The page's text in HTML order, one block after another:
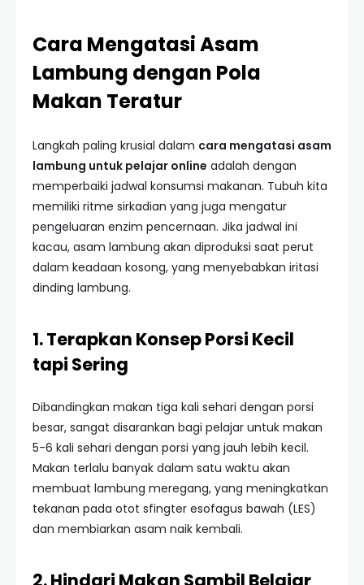
Cara Mengatasi Asam
Lambung dengan Pola
Makan Teratur
Langkah paling krusial dalam cara mengatasi asam
lambung untuk pelajar online adalah dengan
memperbaiki jadwal konsumsi makanan. Tubuh kita
memiliki ritme sirkadian yang juga mengatur
pengeluaran enzim pencernaan. Jika jadwal ini
kacau, asam lambung akan diproduksi saat perut
dalam keadaan kosong, yang menyebabkan iritasi
dinding lambung.
1. Terapkan Konsep Porsi Kecil
tapi Sering
Dibandingkan makan tiga kali sehari dengan porsi
besar, sangat disarankan bagi pelajar untuk makan
5-6 kali sehari dengan porsi yang jauh lebih kecil.
Makan terlalu banyak dalam satu waktu akan
membuat lambung meregang, yang meningkatkan
tekanan pada otot sfingter esofagus bawah (LES)
dan membiarkan asam naik kembali.